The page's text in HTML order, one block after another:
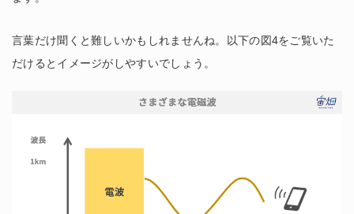
言葉だけ聞くと難しいかもしれませんね。以下の図4をご覧いた
だけるとイメージがしやすいでしょう。